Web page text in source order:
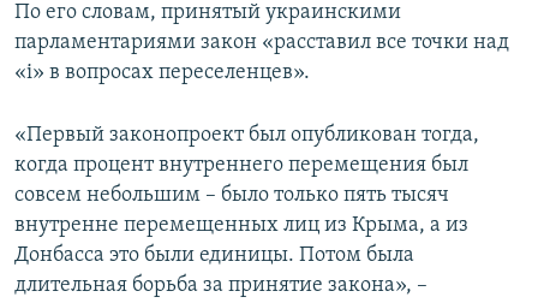
По его словам, принятый украинскими
парламентариями закон «расставил все точки над
«і» в вопросах переселенцев».
«Первый законопроект был опубликован тогда,
когда процент внутреннего перемещения был
совсем небольшим – было только пять тысяч
внутренне перемещенных лиц из Крыма, а из
Донбасса это были единицы. Потом была
длительная борьба за принятие закона», –